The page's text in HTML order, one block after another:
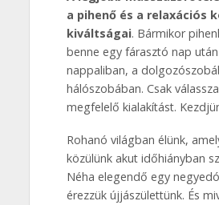
a pihenő és a relaxációs
kiváltságai. Bármikor
benne egy fárasztó nap
nappaliban, a
hálószobában. Csak
megfelelő kialakítást.
Rohanó világban élünk,
közülünk akut időhiányban
Néha elegendő egy
érezzük újjászülettünk. És